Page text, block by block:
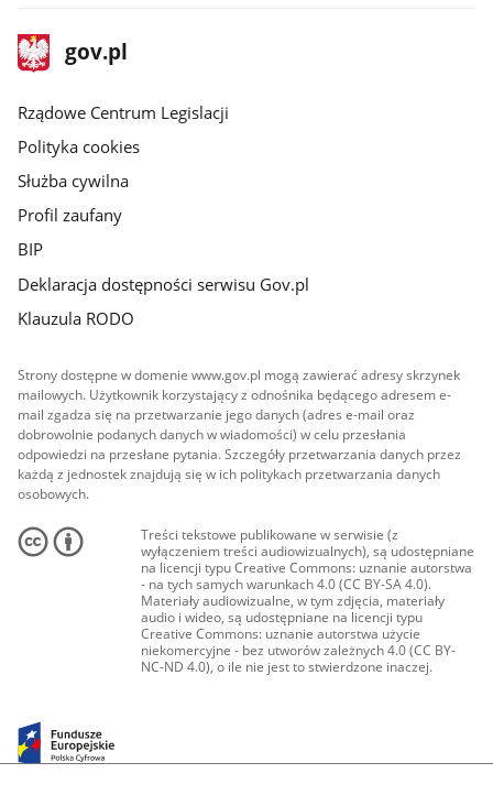
stopka
gov.plStrona
gov.pl
Rządowe Centrum Legislacji
Polityka cookies
Służba cywilna
Profil zaufany
BIP
Deklaracja dostępności serwisu Gov.pl
Klauzula RODO
Strony dostępne w domenie www.gov.pl mogą zawierać adresy skrzynek
mailowych. Użytkownik korzystający z odnośnika będącego adresem e-
mail zgadza się na przetwarzanie jego danych (adres e-mail oraz
dobrowolnie podanych danych w wiadomości) w celu przesłania
odpowiedzi na przesłane pytania. Szczegóły przetwarzania danych przez
każdą z jednostek znajdują się w ich politykach przetwarzania danych
osobowych.
Treści tekstowe publikowane w serwisie (z
wyłączeniem treści audiowizualnych), są udostępniane
na licencji typu Creative Commons: uznanie autorstwa
- na tych samych warunkach 4.0 (CC BY-SA 4.0).
Materiały audiowizualne, w tym zdjęcia, materiały
audio i wideo, są udostępniane na licencji typu
Creative Commons: uznanie autorstwa użycie
niekomercyjne - bez utworów zależnych 4.0 (CC BY-
NC-ND 4.0), o ile nie jest to stwierdzone inaczej.